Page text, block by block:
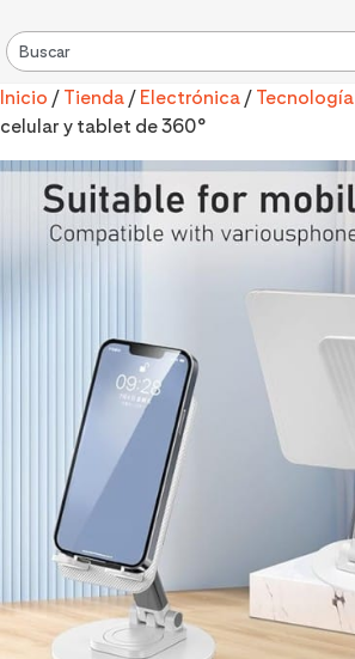
Inicio / Tienda / Electrónica / Tecnología
celular y tablet de 360°